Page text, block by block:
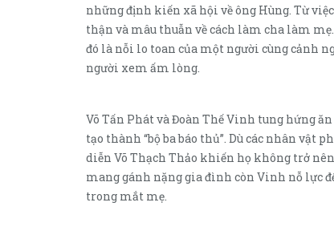
những định kiến xã hội về ông Hùng. Từ
thận và mâu thuẫn về cách làm cha làm
đó là nỗi lo toan của một người cùng cảnh
người xem ấm lòng.
Võ Tấn Phát và Đoàn Thế Vinh tung hứng
tạo thành “bộ ba báo thủ”. Dù các nhân vật
diễn Võ Thạch Thảo khiến họ không trở
mang gánh nặng gia đình còn Vinh nỗ lực
trong mắt mẹ.